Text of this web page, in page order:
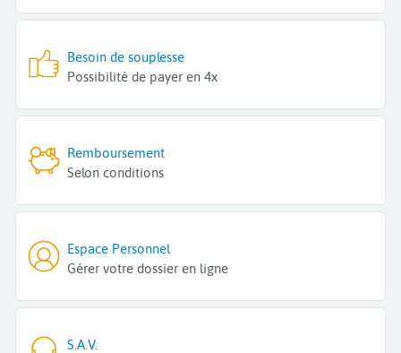
Besoin de souplesse
Possibilité de payer en 4x
Remboursement
Selon conditions
Espace Personnel
Gérer votre dossier en ligne
S.A.V.